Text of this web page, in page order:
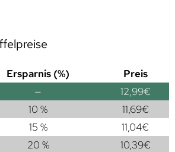
Ersparnis (%)
Preis
— 12,99€
10 % 11,69€
15 % 11,04€
20 % 10,39€